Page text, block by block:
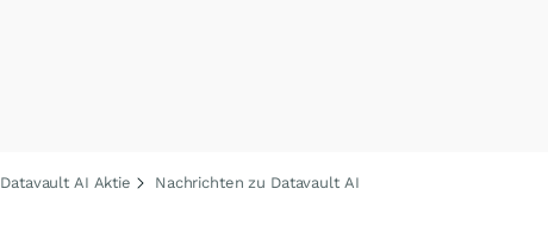
Datavault AI Aktie Nachrichten zu Datavault AI